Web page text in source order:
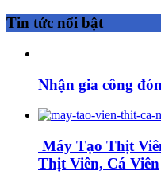
Tin tức nổi bật
Nhận gia công
Máy Tạo Thịt
Thịt Viên, Cá Viên